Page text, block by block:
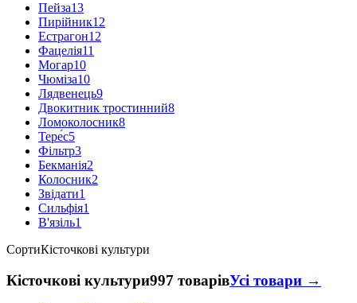
Пейза13
Пирійник12
Естрагон12
Фацелія11
Могар10
Чюміза10
Лядвенець9
Двокитник тростинний8
Ломоколосник8
Тере́с5
Фільтр3
Бекманія2
Колосник2
Звідати1
Сильфія1
В'язіль1
СортиКісточкові культури
Кісточкові культури997 товарівУсі товари →